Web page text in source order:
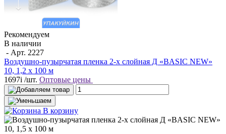
Рекомендуем
В наличии
- Арт. 2227
Воздушно-пузырчатая пленка 2-х слойная Д «BASIC NEW»
10, 1,2 х 100 м
1697i /шт. Оптовые цены
В корзину